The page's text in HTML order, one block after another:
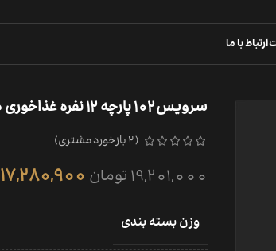
ارتباط با ما
سرویس 102 پارچه 12 نفره غذاخوری طرح آوید
(
2بازخورد مشتری)
19,201,000تومان17,280,900
وزن بسته بندی